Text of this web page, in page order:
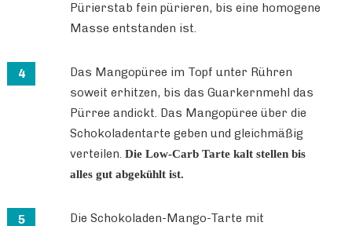
Pürierstab fein pürieren, bis eine homogene
Masse entstanden ist.
Das Mangopüree im Topf unter Rühren
soweit erhitzen, bis das Guarkernmehl das
Pürree andickt. Das Mangopüree über die
Schokoladentarte geben und gleichmäßig
verteilen. Die Low-Carb Tarte kalt stellen bis
alles gut abgekühlt ist.
Die Schokoladen-Mango-Tarte mit